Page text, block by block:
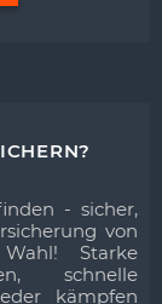
- sicher,
von
Starke
schnelle
kämpfen